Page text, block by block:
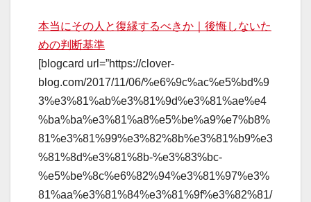
本当にその人と復縁するべきか｜後悔しないた
めの判断基準
[blogcard url=”https://clover-
blog.com/2017/11/06/%e6%9c%ac%e5%bd%9
3%e3%81%ab%e3%81%9d%e3%81%ae%e4
%ba%ba%e3%81%a8%e5%be%a9%e7%b8%
81%e3%81%99%e3%82%8b%e3%81%b9%e3
%81%8d%e3%81%8b-%e3%83%bc-
%e5%be%8c%e6%82%94%e3%81%97%e3%
81%aa%e3%81%84%e3%81%9f%e3%82%81/